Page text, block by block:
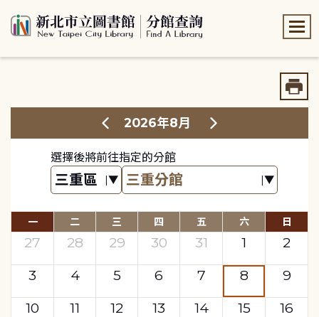
2026年8月
選擇後將前往指定的分館
一 二 三 四 五 六 日
27 28 29 30 31 1
2
3
4 5 6 7 8
9
10
11 12 13 14 15
16